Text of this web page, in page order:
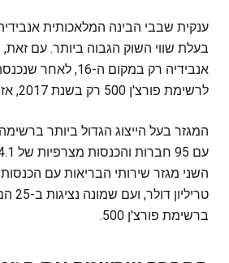
ענקית שבבי הבינה המלאכותית
בעלת שווי השוק הגבוה ביותר. עם זאת,
אנבידיה רק במקום ה-
לרשימת פורצ'ן 500 רק בשנת 2017, אז דורגה במקום 387.
המגזר בעל הייצוג הגדול ביותר
ברשימת פורצ'ן 500.